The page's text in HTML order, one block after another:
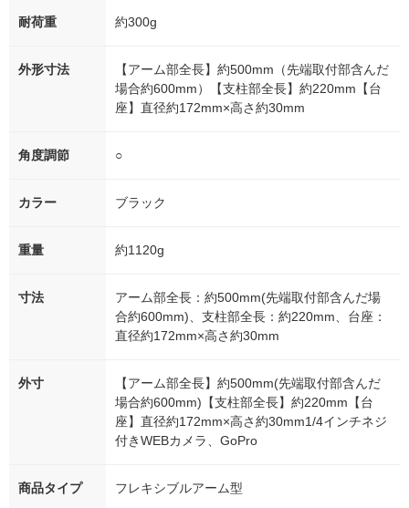
耐荷重 約300g
外形寸法
【アーム部全長】約500mm（先端取付部含んだ
場合約600mm）【支柱部全長】約220mm【台
座】直径約172mm×高さ約30mm
角度調節 ○
カラー ブラック
重量 約1120g
寸法
アーム部全長：約500mm(先端取付部含んだ場
合約600mm)、支柱部全長：約220mm、台座：
直径約172mm×高さ約30mm
外寸
【アーム部全長】約500mm(先端取付部含んだ
場合約600mm)【支柱部全長】約220mm【台
座】直径約172mm×高さ約30mm1/4インチネジ
付きWEBカメラ、GoPro
商品タイプ フレキシブルアーム型